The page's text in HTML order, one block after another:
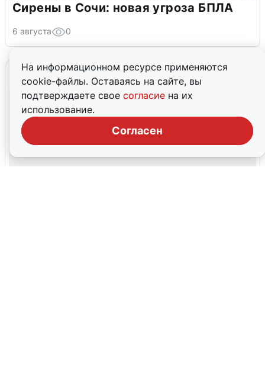
На информационном ресурсе применяются
cookie-файлы. Оставаясь на сайте, вы
подтверждаете свое согласие на их
использование.
Согласен
Сирены в Сочи: новая угроза БПЛА
6 августа 0